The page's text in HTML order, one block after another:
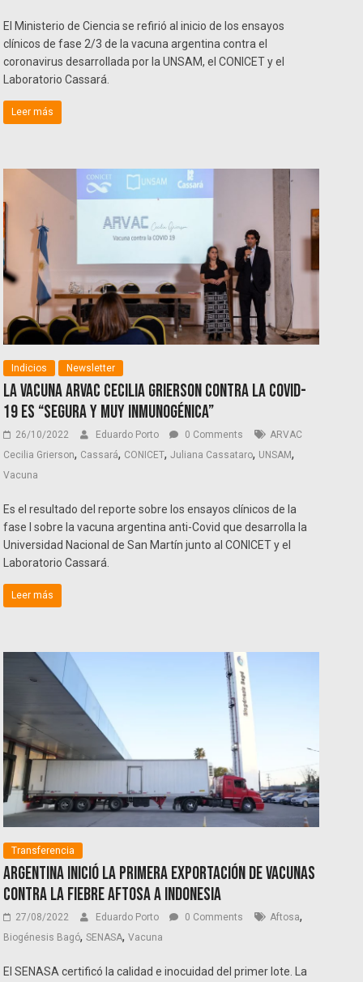
El Ministerio de Ciencia se refirió al inicio de los ensayos
clínicos de fase 2/3 de la vacuna argentina contra el
coronavirus desarrollada por la UNSAM, el CONICET y el
Laboratorio Cassará.
Leer más
Indicios Newsletter
La vacuna Arvac Cecilia Grierson contra la Covid-
19 es “segura y muy inmunogénica”
26/10/2022 Eduardo Porto 0 Comments
ARVAC
Cecilia Grierson, Cassará, CONICET,Juliana Cassataro, UNSAM,
Vacuna
Es el resultado del reporte sobre los ensayos clínicos de la
fase I sobre la vacuna argentina anti-Covid que desarrolla la
Universidad Nacional de San Martín junto al CONICET y el
Laboratorio Cassará.
Leer más
Transferencia
Argentina inició la primera exportación de vacunas
contra la fiebre aftosa a Indonesia
27/08/2022 Eduardo Porto 0 Comments Aftosa,
Biogénesis Bagó,SENASA,Vacuna
El SENASA certificó la calidad e inocuidad del primer lote. La